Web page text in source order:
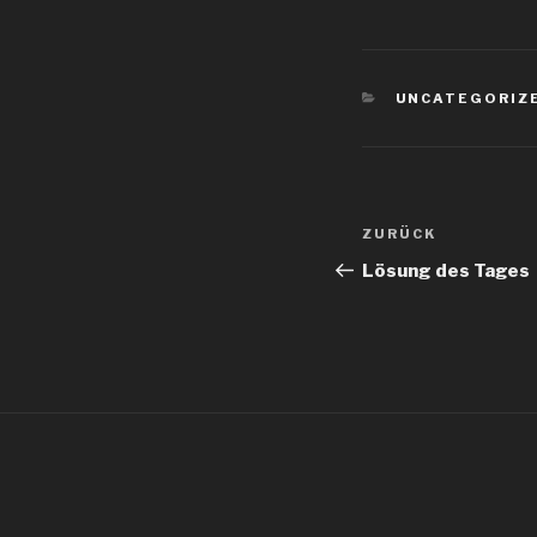
KATEGORIEN
Vorheriger
Beitrag
ZURÜCK
Lösung des Tages